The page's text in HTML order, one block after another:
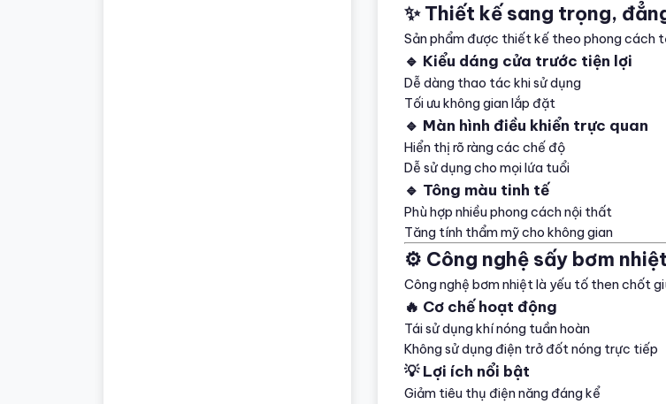
✨ Thiết kế sang trọng,
Sản phẩm được thiết kế theo phong cách
🔹 Kiểu dáng cửa trước tiện lợi
Dễ dàng thao tác khi sử dụng
Tối ưu không gian lắp đặt
🔹 Màn hình điều khiển trực quan
Hiển thị rõ ràng các chế độ
Dễ sử dụng cho mọi lứa tuổi
🔹 Tông màu tinh tế
Phù hợp nhiều phong cách nội thất
Tăng tính thẩm mỹ cho không gian
⚙️ Công nghệ sấy bơm
Công nghệ bơm nhiệt là yếu tố then chốt
🔥 Cơ chế hoạt động
Tái sử dụng khí nóng tuần hoàn
Không sử dụng điện trở đốt nóng trực tiếp
💡 Lợi ích nổi bật
Giảm tiêu thụ điện năng đáng kể